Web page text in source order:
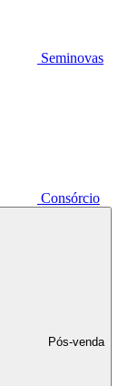
Seminovas
Consórcio
Pós-venda